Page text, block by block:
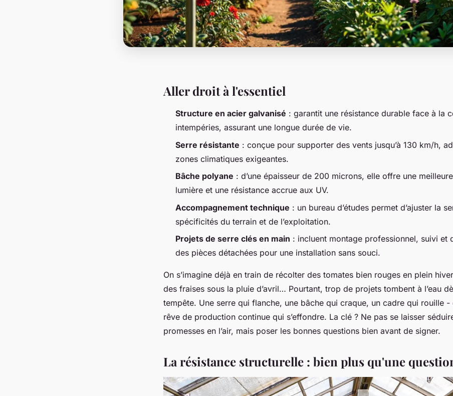
Aller droit à l'essentiel
Structure en acier galvanisé : garantit une résistance durable face à la
intempéries, assurant une longue durée de vie.
Serre résistante : conçue pour supporter des vents jusqu’à 130 km/h,
zones climatiques exigeantes.
Bâche polyane : d’une épaisseur de 200 microns, elle offre une
lumière et une résistance accrue aux UV.
Accompagnement technique : un bureau d’études permet d’ajuster la
spécificités du terrain et de l’exploitation.
Projets de serre clés en main : incluent montage professionnel, suivi et
des pièces détachées pour une installation sans souci.
On s’imagine déjà en train de récolter des tomates bien rouges en plein
des fraises sous la pluie d’avril… Pourtant, trop de projets tombent à l’eau
tempête. Une serre qui flanche, une bâche qui craque, un cadre qui rouille -
rêve de production continue qui s’effondre. La clé ? Ne pas se laisser
promesses en l’air, mais poser les bonnes questions bien avant de signer.
La résistance structurelle : bien plus qu'une